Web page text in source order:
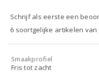
Schrijf als eerste een
6 soortgelijke artikelen
Smaakprofiel
Fris tot zacht